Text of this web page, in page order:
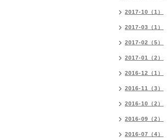
2017-10（1）
2017-03（1）
2017-02（5）
2017-01（2）
2016-12（1）
2016-11（3）
2016-10（2）
2016-09（2）
2016-07（4）